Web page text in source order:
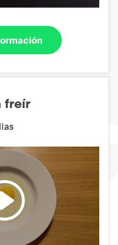
freír